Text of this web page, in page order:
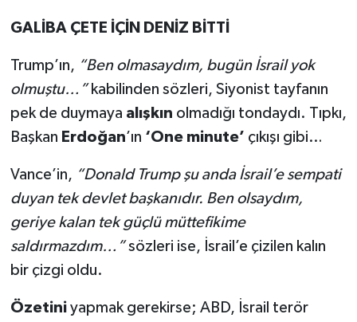
GALİBA ÇETE İÇİN DENİZ BİTTİ
Trump’ın, “Ben olmasaydım, bugün İsrail yok
olmuştu…”kabilinden sözleri, Siyonist tayfanın
pek de duymaya alışkın olmadığı tondaydı. Tıpkı,
Başkan Erdoğan’ın ‘One minute’ çıkışı gibi…
Vance’in, “Donald Trump şu anda İsrail’e sempati
duyan tek devlet başkanıdır. Ben olsaydım,
geriye kalan tek güçlü müttefikime
saldırmazdım…”sözleri ise, İsrail’e çizilen kalın
bir çizgi oldu.
Özetiniyapmak gerekirse; ABD, İsrail terör